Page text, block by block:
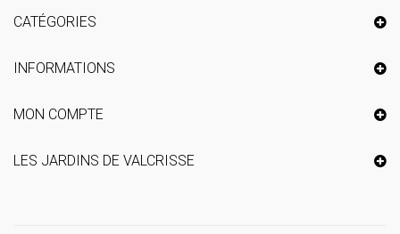
CATÉGORIES
INFORMATIONS
MON COMPTE
LES JARDINS DE VALCRISSE